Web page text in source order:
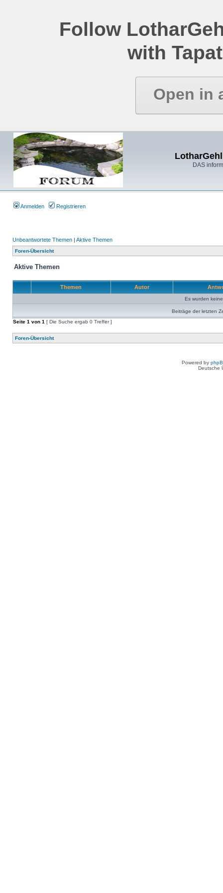
Follow
with
Open in
DAS
Anmelden Registrieren
Unbeantwortete Themen | Aktive Themen
Foren-Übersicht
Aktive Themen
Themen Autor
Es wurden
Beiträge der letzten
Seite 1 von 1 [ Die Suche ergab 0 Treffer ]
Foren-Übersicht
Powered by
Deutsche